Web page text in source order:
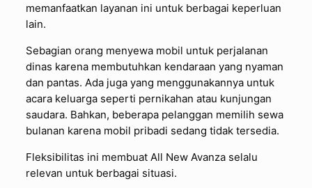
memanfaatkan layanan ini untuk berbagai keperluan
lain.
Sebagian orang menyewa mobil untuk perjalanan
dinas karena membutuhkan kendaraan yang nyaman
dan pantas. Ada juga yang menggunakannya untuk
acara keluarga seperti pernikahan atau kunjungan
saudara. Bahkan, beberapa pelanggan memilih sewa
bulanan karena mobil pribadi sedang tidak tersedia.
Fleksibilitas ini membuat All New Avanza selalu
relevan untuk berbagai situasi.